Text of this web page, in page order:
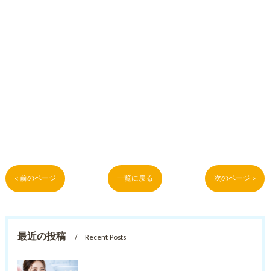
< 前のページ 一覧に戻る 次のページ >
最近の投稿 Recent Posts